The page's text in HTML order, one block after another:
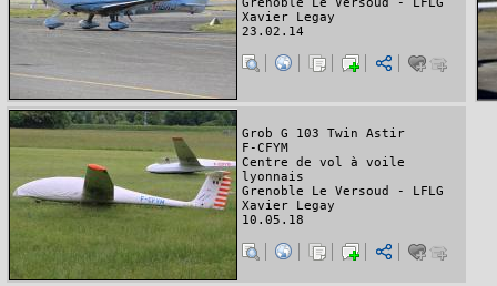
Grenoble Le Versoud - LFLG
Xavier Legay
23.02.14
Grob G 103 Twin Astir
F-CFYM
Centre de vol à voile
lyonnais
Grenoble Le Versoud - LFLG
Xavier Legay
10.05.18